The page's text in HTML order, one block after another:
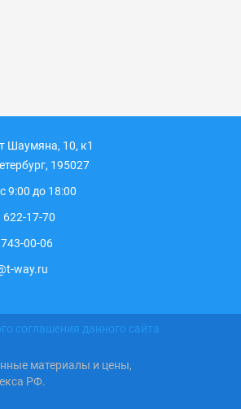
Шаумяна, 10, к1
195027
9:00 до 18:00
622-17-70
00-06
way.ru
соглашения данного сайта
материалы и цены,
РФ.